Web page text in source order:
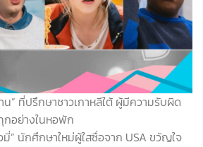
น” ที่ปรึกษาชาวเกาหลีใต้ ผู้มีความรับผิด
อย่างในหอพัก
” นักศึกษาใหม่ผู้ใสซื่อจาก USA ขวัญใจ